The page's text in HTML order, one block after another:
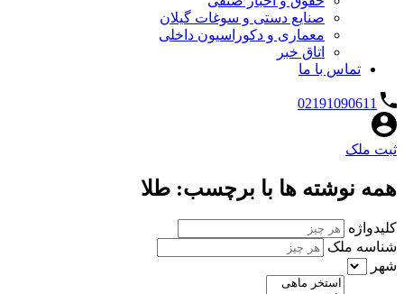
صنایع دستی و سوغات گیلان
معماری و دکوراسیون داخلی
اتاق خبر
تماس با ما
02191090611
ثبت ملک
همه نوشته ها با برچسب: طلا
کلیدواژه
شناسه ملک
شهر